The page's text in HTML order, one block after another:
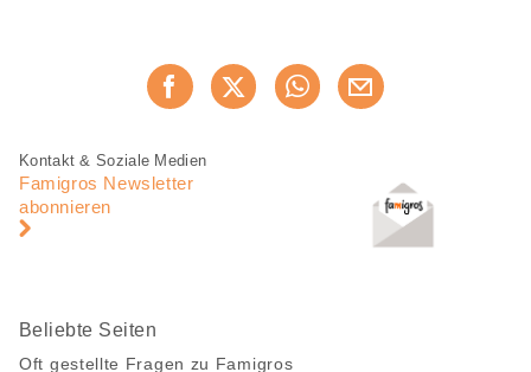
Jetzt weiterempfehlen
Fusszeile
Fusszeile
Navigation
Kontakt & Soziale Medien
Famigros Newsletter
abonnieren
Beliebte Seiten
Oft gestellte Fragen zu Famigros